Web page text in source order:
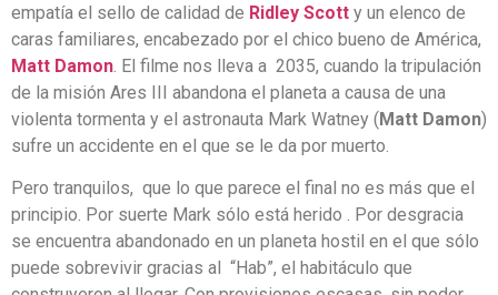
empatía el sello de calidad de Ridley Scott y un elenco de
caras familiares, encabezado por el chico bueno de América,
Matt Damon . El filme nos lleva a 2035, cuando la tripulación
de la misión Ares III abandona el planeta a causa de una
violenta tormenta y el astronauta Mark Watney (Matt Damon)
sufre un accidente en el que se le da por muerto.
Pero tranquilos, que lo que parece el final no es más que el
principio. Por suerte Mark sólo está herido . Por desgracia
se encuentra abandonado en un planeta hostil en el que sólo
puede sobrevivir gracias al “Hab”, el habitáculo que